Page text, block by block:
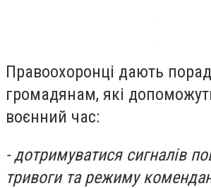
Правоохоронці дають
громадянам, які
воєнний час:
- дотримуватися сигналів
тривоги та режиму